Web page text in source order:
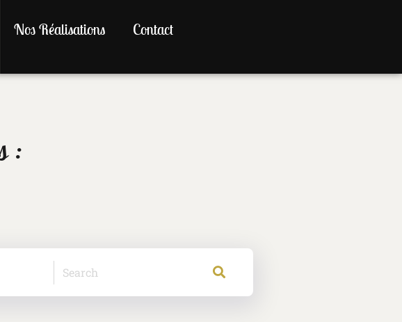
Nos Réalisations Contact
: